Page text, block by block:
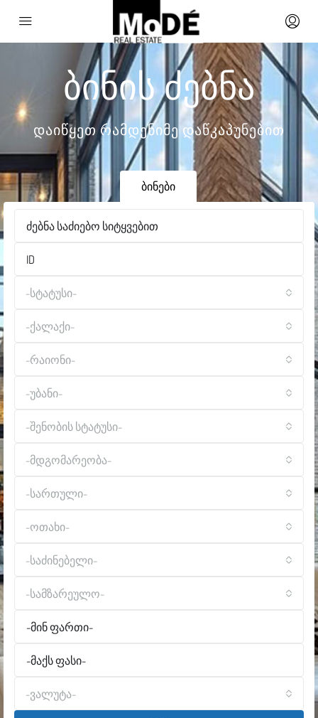
Ბინის Ძებნა
ᲓᲐᲘᲬᲧᲔᲗ ᲠᲐᲛᲓᲔᲜᲘᲛᲔ ᲓᲐᲬᲙᲐᲞᲣᲜᲔᲑᲘᲗ
ბინები
-სტატუსი-
-ქალაქი-
-რაიონი-
-უბანი-
-შენობის სტატუსი-
-მდგომარეობა-
-სართული-
-ოთახი-
-საძინებელი-
-სამზარეულო-
-ვალუტა-